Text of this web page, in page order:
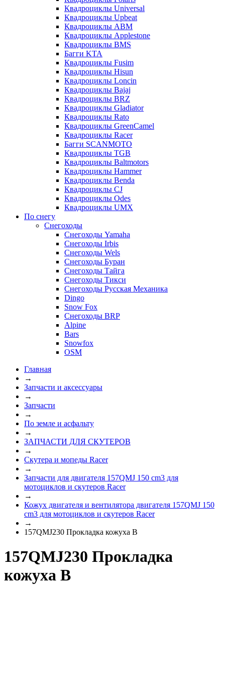
Квадроциклы Universal
Квадроциклы Upbeat
Квадроциклы ABM
Квадроциклы Applestone
Квадроциклы BMS
Багги KTA
Квадроциклы Fusim
Квадроциклы Hisun
Квадроциклы Loncin
Квадроциклы Bajaj
Квадроциклы BRZ
Квадроциклы Gladiator
Квадроциклы Rato
Квадроциклы GreenCamel
Квадроциклы Racer
Багги SCANMOTO
Квадроциклы TGB
Квадроциклы Baltmotors
Квадроциклы Hammer
Квадроциклы Benda
Квадроциклы CJ
Квадроциклы Odes
Квадроциклы UMX
По снегу
Снегоходы
Снегоходы Yamaha
Снегоходы Irbis
Снегоходы Wels
Снегоходы Буран
Снегоходы Тайга
Снегоходы Тикси
Снегоходы Русская Механика
Dingo
Snow Fox
Снегоходы BRP
Alpine
Bars
Snowfox
OSM
Главная
→
Запчасти и аксессуары
→
Запчасти
→
По земле и асфальту
→
ЗАПЧАСТИ ДЛЯ СКУТЕРОВ
→
Скутера и мопеды Racer
→
Запчасти для двигателя 157QMJ 150 cm3 для
мотоциклов и скутеров Racer
→
Кожух двигателя и вентилятора двигателя 157QMJ 150
cm3 для мотоциклов и скутеров Racer
→
157QMJ230 Прокладка кожуха В
157QMJ230 Прокладка
кожуха В